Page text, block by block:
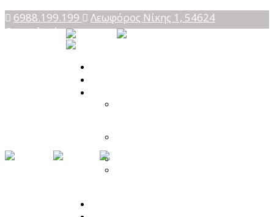
6988.199.199
Λεωφόρος Νίκης 1, 54624
Θεσσαλονίκη